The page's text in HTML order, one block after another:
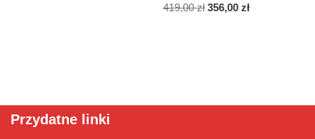
419,00zł 356,00zł
Przydatne linki